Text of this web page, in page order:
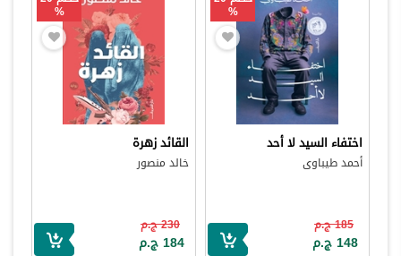
%
اختفاء السيد لا أحد
أحمد طيباوى
185 ج.م
148 ج.م
%
القائد زهرة
خالد منصور
230 ج.م
184 ج.م